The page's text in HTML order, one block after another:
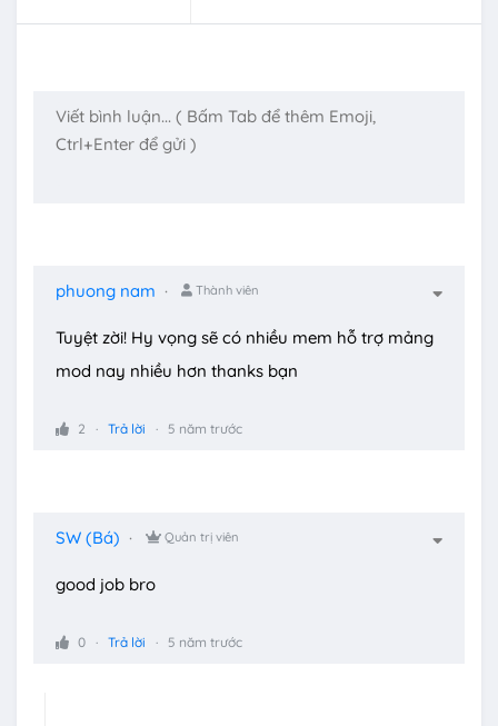
phuong nam Thành viên
Tuyệt zời! Hy vọng sẽ có nhiều mem hỗ trợ mảng
mod nay nhiều hơn thanks bạn
2 Trả lời 5 năm trước
SW (Bá) Quản trị viên
good job bro
0 Trả lời 5 năm trước